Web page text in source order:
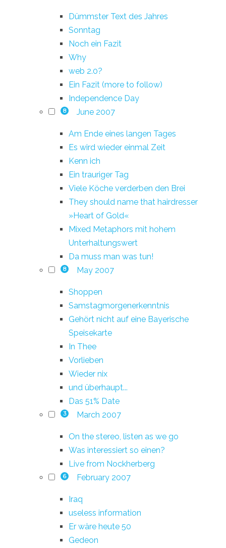
Dümmster Text des Jahres
Sonntag
Noch ein Fazit
Why
web 2.0?
Ein Fazit (more to follow)
Independence Day
8 June 2007
Am Ende eines langen Tages
Es wird wieder einmal Zeit
Kenn ich
Ein trauriger Tag
Viele Köche verderben den Brei
They should name that hairdresser
»Heart of Gold«
Mixed Metaphors mit hohem
Unterhaltungswert
Da muss man was tun!
8 May 2007
Shoppen
Samstagmorgenerkenntnis
Gehört nicht auf eine Bayerische
Speisekarte
In Thee
Vorlieben
Wieder nix
und überhaupt...
Das 51% Date
3 March 2007
On the stereo, listen as we go
Was interessiert so einen?
Live from Nockherberg
6 February 2007
Iraq
useless information
Er wäre heute 50
Gedeon